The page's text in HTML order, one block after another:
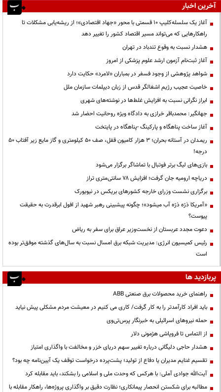
آخرین اخبار
آغاز یک سلسله‌کلیپ ۱۰ قسمتی با محور «جهاد اقتصادی»؛ از ریشه‌یابی مشکلات تا
راهکارهایی که می‌تواند مسیر اقتصاد کشور را تغییر دهد
هشدار نسبت به وقوع تندباد در تهران
آغاز ثبت‌نام آزمون ارشد علوم پزشکی از امروز
شواهد پژوهشی از وجود فسفر در بمباران «لامرد» حکایت دارد
خاصیت عجیب رژیم اشغالگر قدس از زبان دیپلمات سازمان ملل
ابراز نگرانی نسبت به افزایش غلط‌ها در نوشته‌های شهری
جهانگیر: محمدباقر خرازی به دادگاه ویژه روحانیت احضار شد
آغاز ساخت پناهگاه و پارکینگ -پناهگاه در پایتخت
ریمـدان در آستانه بحران؛ ۳ هزار کامیون قفل، صف ۵۰ کیلومتری و گاز مایع زیر آفتاب ۵۰
درجه!
بازی‌های لیگ برتر فوتبال با تماشاگر برگزار می‌شود
دریاچه ارومیه جان گرفت؛ افزایش ۷۸ سانتی‌متری تراز
برگزاری نشست وزرای خارجه کشورهای بریکس در نیویورک
«آمریکا ذرّه ذرّه آب میشود»؛ چگونه پیشبینی رهبر شهید از افول ابرقدرت به حقیقت
پیوست؟
دعوت مجدد عربستان از نخست‌وزیر عراق برای سفر به ریاض
رئیس کمیسیون انرژی: مدیریت شبکه برق امسال نسبت به سال‌های گذشته موفق‌تر بوده
است
پربازدید ها
راهنمای خرید محصولات برق صنعتی ABB
باید افراد کارآمدتر را به کار گرفت/ کاری می کنیم در معیشت مردم مشکلی پیش نیاید
حمله نیروهای اسرائیلی به خبرنگار پرس‌تی‌وی
از التماس تا فروپاشی هژمونی دلار
هشدار حاجی دلیگانی درباره تغییر سهم دریای خزر و مخالفت با واگذاری امتیاز
تقسیم غنایم مدیران یا دفاع از تولید؛ پشت‌پرده درخواست توقف یک آیین‌نامه چه بود؟
آیت‌الله جوادی آملی: با هرکس که وحدت ملی و اسلامی را بشکند، باید مقابله کرد
مطالبه برای شکستن انحصار پیمانکاری؛ نظارت دقیق بر واگذاری پروژه‌ها، راهکار مقابله با